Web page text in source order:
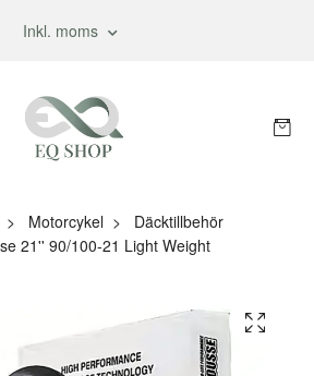
Inkl. moms
Motorcykel
Däcktillbehör
21'' 90/100-21 Light Weight